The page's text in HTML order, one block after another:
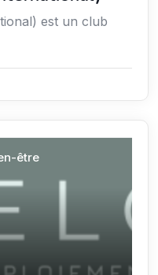
est un club
être